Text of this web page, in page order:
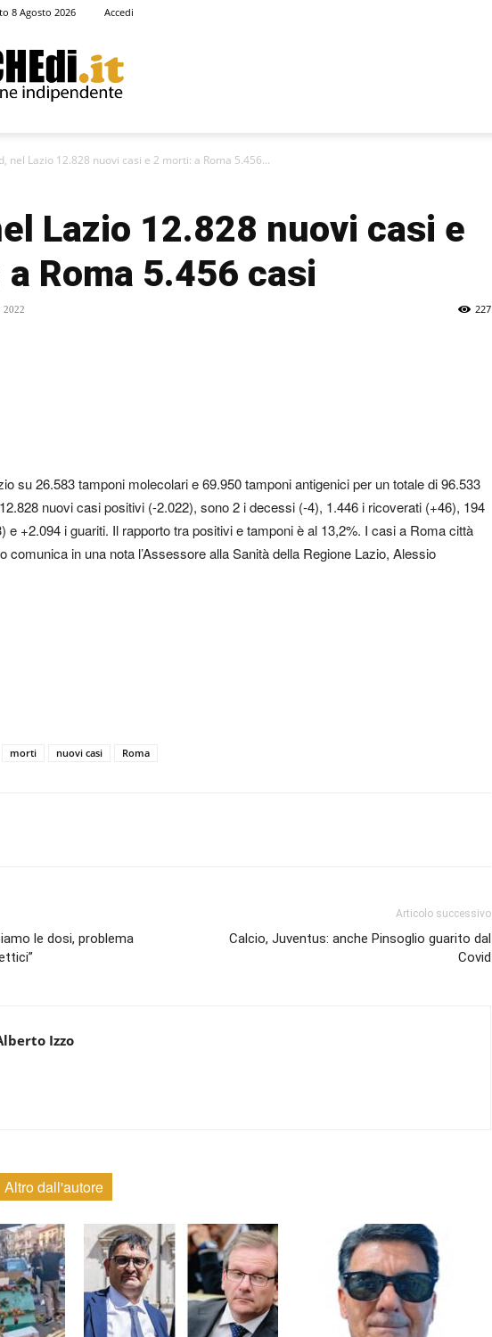
8 Agosto 2026 Accedi
nel Lazio 12.828 nuovi casi e 2 morti: a Roma 5.456...
Lazio 12.828 nuovi casi e
Roma 5.456 casi
2022 227
su 26.583 tamponi molecolari e 69.950 tamponi antigenici per un totale di 96.533
nuovi casi positivi (-2.022), sono 2 i decessi (-4), 1.446 i ricoverati (+46), 194
e +2.094 i guariti. Il rapporto tra positivi e tamponi è al 13,2%. I casi a Roma città
comunica in una nota l’Assessore alla Sanità della Regione Lazio, Alessio
morti nuovi casi Roma
le dosi, problema
Articolo successivo
Calcio, Juventus: anche Pinsoglio guarito dal
Covid
Izzo
Altro dall'autore